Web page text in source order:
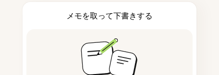
メモを取って下書きする